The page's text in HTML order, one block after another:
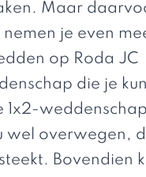
Maar
je even
op Roda JC
die je
1x2-
overwegen,
Bovendien